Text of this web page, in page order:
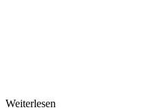
Weiterlesen